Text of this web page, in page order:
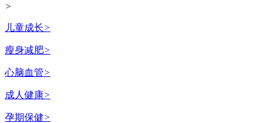
>
儿童成长>
瘦身减肥>
心脑血管>
成人健康>
孕期保健>